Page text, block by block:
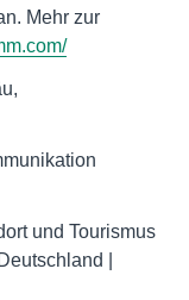
Mehr zur
und Tourismus
|